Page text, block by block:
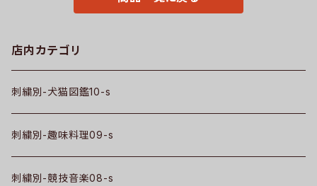
店内カテゴリ
刺繍別-犬猫図鑑10-s
刺繍別-趣味料理09-s
刺繍別-競技音楽08-s